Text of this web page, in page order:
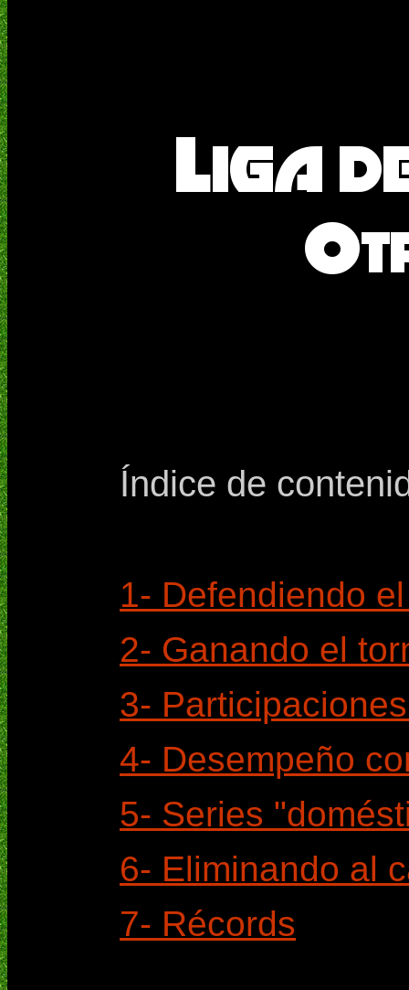
Índice de
1- Defendiendo
2- Ganando el
3-
4- Desempeño
5- Series
6- Eliminando al
7- Récords